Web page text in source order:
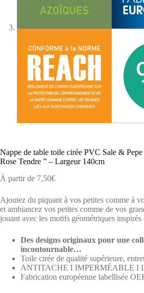
Nappe de table toile cirée PVC Sale & Pepe
Rose Tendre ” – Largeur 140cm
À partir de 7,50€
Ajoutez du piquant à vos petites comme à
et ambiancez vos petites comme de vos
jouant avec les motifs géométriques
Des designs originaux pour une
incontournable…
Toile cirée de qualité supérieure,
ANTITACHE I IMPERMÉABLE I
Fabrication européenne labellisée